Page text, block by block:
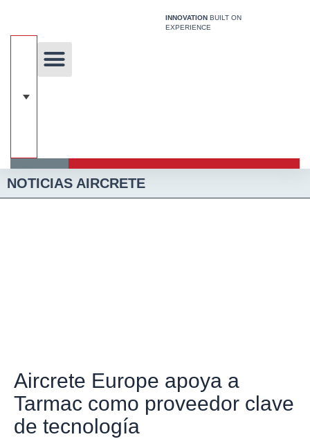
contenido
INNOVATION BUILT ON
EXPERIENCE
NOTICIAS AIRCRETE
Aircrete Europe apoya a
Tarmac como proveedor clave
de tecnología